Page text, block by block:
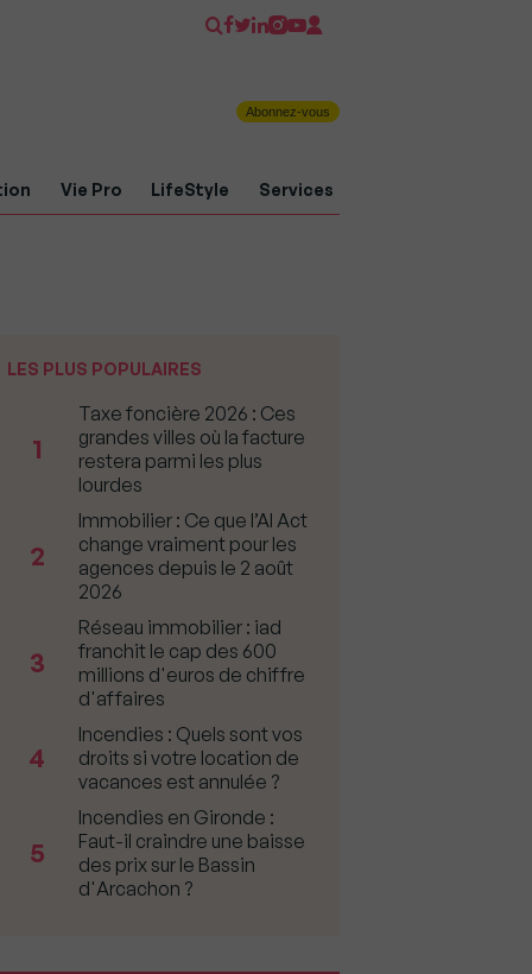
Abonnez-vous
Vie Pro LifeStyle Services
LES PLUS POPULAIRES
1
Taxe foncière 2026 : Ces
grandes villes où la facture
restera parmi les plus
lourdes
2
Immobilier : Ce que l’AI Act
change vraiment pour les
agences depuis le 2 août
2026
3
Réseau immobilier : iad
franchit le cap des 600
millions d'euros de chiffre
d'affaires
4
Incendies : Quels sont vos
droits si votre location de
vacances est annulée ?
5
Incendies en Gironde :
Faut-il craindre une baisse
des prix sur le Bassin
d'Arcachon ?